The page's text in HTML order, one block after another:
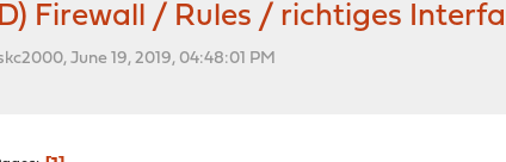
Firewall / Rules / richtiges
June 19, 2019, 04:48:01 PM